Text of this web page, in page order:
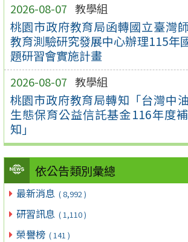
2026-08-07 教學組
桃園市政府教育局函轉國立臺灣
教育測驗研究發展中心辦理115年
題研習會實施計畫
2026-08-07 教學組
桃園市政府教育局轉知「台灣中
生態保育公益信託基金116年度
知」
依公告類別彙總
最新消息 ( 8,992 )
研習訊息 ( 1,110 )
榮譽榜 ( 141 )